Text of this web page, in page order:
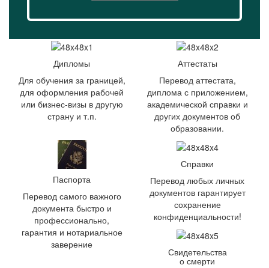
Дипломы
Для обучения за границей,
для оформления рабочей
или бизнес-визы в другую
страну и т.п.
Аттестаты
Перевод аттестата,
диплома с приложением,
академической справки и
других документов об
образовании.
Паспорта
Перевод самого важного
документа быстро и
профессионально,
гарантия и нотариальное
заверение
Справки
Перевод любых личных
документов гарантирует
сохранение
конфиденциальности!
Свидетельства
о смерти